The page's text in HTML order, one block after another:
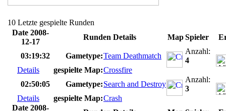
10 Letzte gespielte Runden
Date 2008-
12-17
Runden Details MapSpieler
03:19:32 Gametype:Team Deathmatch
Anzahl:
4
Details
gespielte Map:Crossfire
02:50:05
Gametype:Search and Destroy
Anzahl:
3
Details
gespielte Map:Crash
Date 2008-